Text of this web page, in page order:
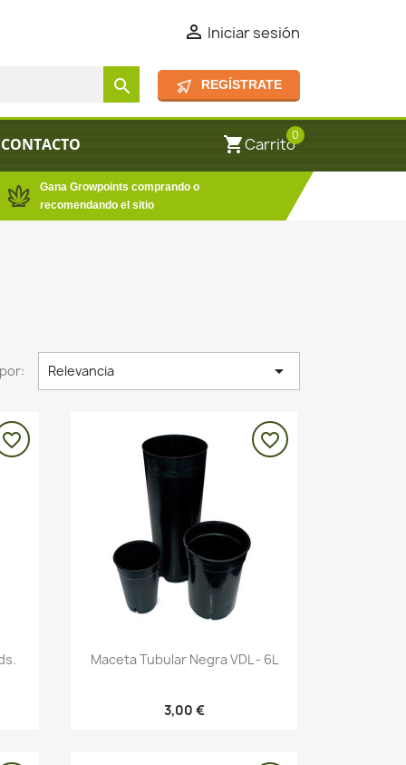
 Iniciar sesión
search REGÍSTRATE
CONTACTO shopping_cartCarrito0
Gana Growpoints comprando o
recomendando el sitio
Relevancia 
favorite_border
Vista rápida
Maceta Tubular Negra VDL - 6L
3,00 €
favorite_border